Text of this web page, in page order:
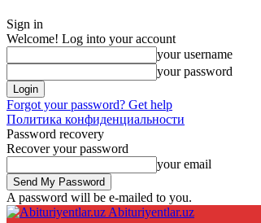
Sign in
Welcome! Log into your account
your username
your password
Forgot your password? Get help
Политика конфиденциальности
Password recovery
Recover your password
your email
A password will be e-mailed to you.
Abituriyentlar.uz